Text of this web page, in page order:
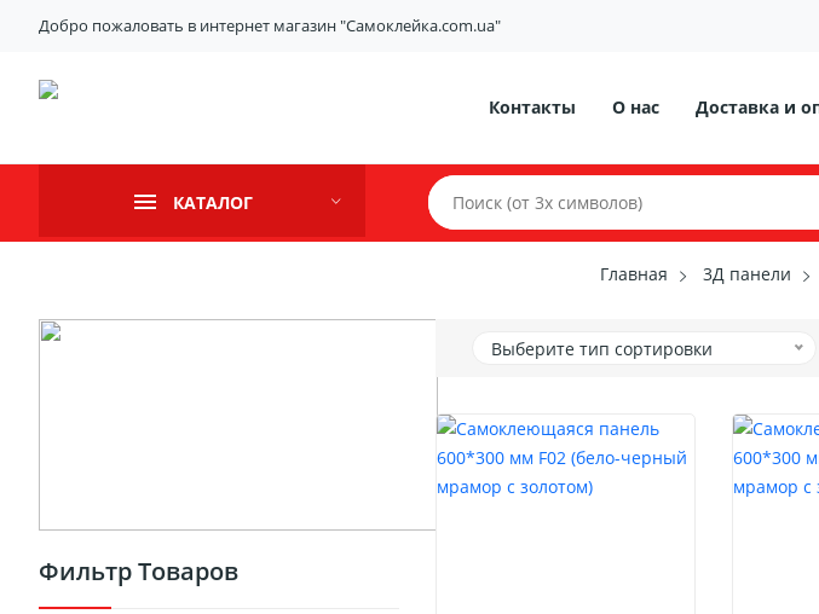
Добро пожаловать в интернет магазин "Самоклейка.com.ua"
Контакты О нас Доставка и
КАТАЛОГ
Главная
3Д панели
Выберите тип сортировки
Фильтр Товаров